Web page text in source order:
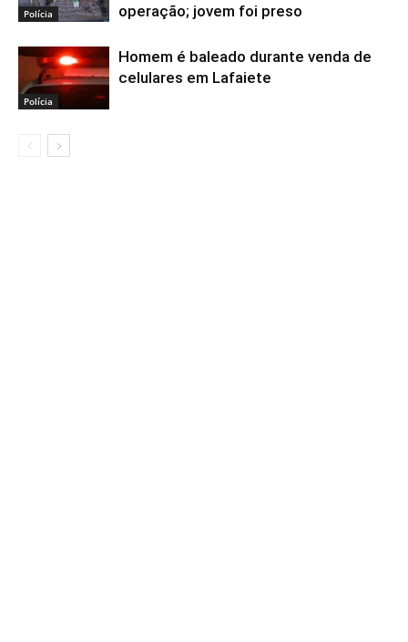
Polícia
operação; jovem foi preso
Polícia
Homem é baleado durante venda de
celulares em Lafaiete